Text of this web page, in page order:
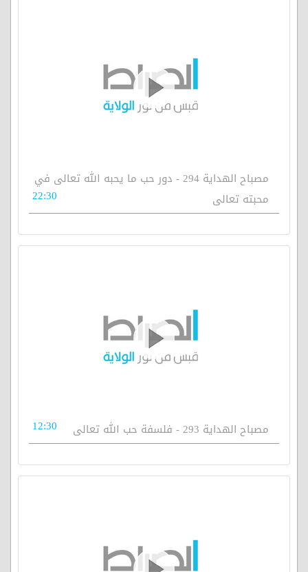
مصباح الهداية 294 - دور حب ما يحبه الله تعالى في
محبته تعالى
22:30
مصباح الهداية 293 - فلسفة حب الله تعالى 12:30